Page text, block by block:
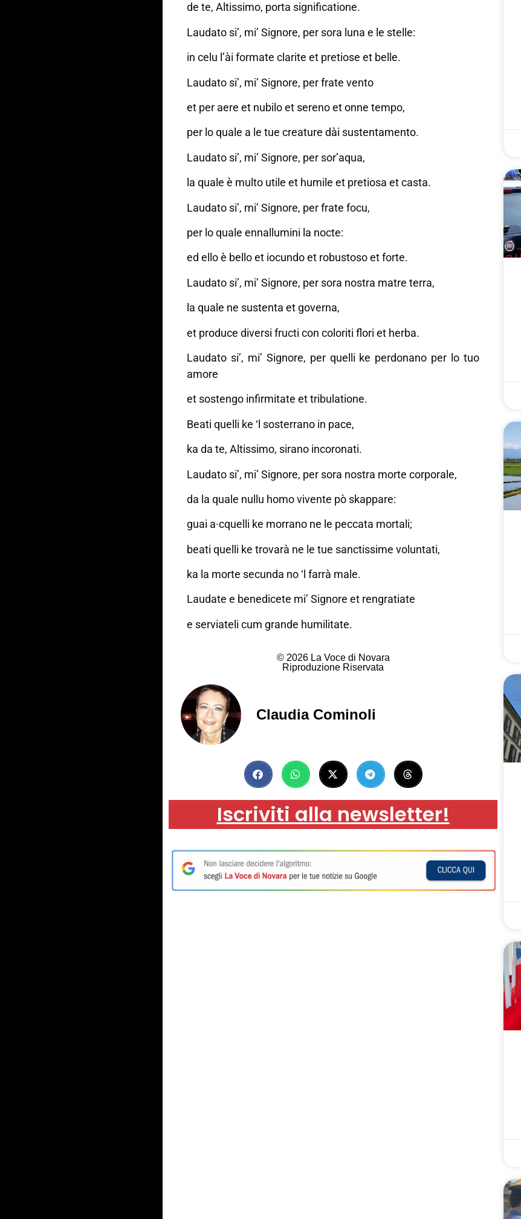
de te, Altissimo, porta significatione.
Laudato si’, mi’ Signore, per sora luna e le stelle:
in celu l’ài formate clarite et pretiose et belle.
Laudato si’, mi’ Signore, per frate vento
et per aere et nubilo et sereno et onne tempo,
per lo quale a le tue creature dài sustentamento.
Laudato si’, mi’ Signore, per sor’aqua,
la quale è multo utile et humile et pretiosa et casta.
Laudato si’, mi’ Signore, per frate focu,
per lo quale ennallumini la nocte:
ed ello è bello et iocundo et robustoso et forte.
Laudato si’, mi’ Signore, per sora nostra matre terra,
la quale ne sustenta et governa,
et produce diversi fructi con coloriti flori et herba.
Laudato si’, mi’ Signore, per quelli ke perdonano per lo tuo
amore
et sostengo infirmitate et tribulatione.
Beati quelli ke ‘l sosterrano in pace,
ka da te, Altissimo, sirano incoronati.
Laudato si’, mi’ Signore, per sora nostra morte corporale,
da la quale nullu homo vivente pò skappare:
guai a·cquelli ke morrano ne le peccata mortali;
beati quelli ke trovarà ne le tue sanctissime voluntati,
ka la morte secunda no ‘l farrà male.
Laudate e benedicete mi’ Signore et rengratiate
e serviateli cum grande humilitate.
© 2026 La Voce di Novara
Riproduzione Riservata
Claudia Cominoli
Iscriviti alla newsletter!